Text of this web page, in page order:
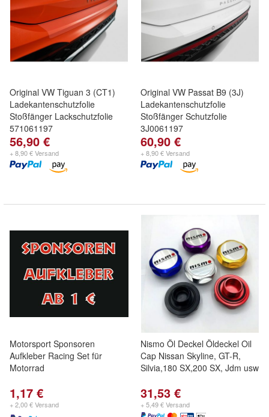
Original VW Tiguan 3 (CT1)
Ladekantenschutzfolie
Stoßfänger Lackschutzfolie
571061197
56,90 €
+ 8,90 € Versand
Original VW Passat B9 (3J)
Ladekantenschutzfolie
Stoßfänger Schutzfolie
3J0061197
60,90 €
+ 8,90 € Versand
Motorsport Sponsoren
Aufkleber Racing Set für
Motorrad
1,17 €
+ 2,00 € Versand
Nismo Öl Deckel Öldeckel Oil
Cap Nissan Skyline, GT-R,
Silvia,180 SX,200 SX, Jdm usw
31,53 €
+ 5,49 € Versand